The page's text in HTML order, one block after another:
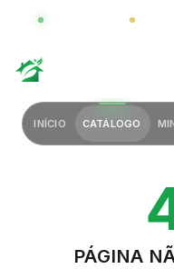
INÍCIO CATÁLOGO
PÁGINA